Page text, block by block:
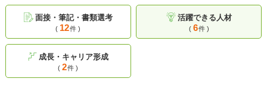
面接・筆記・書類選考
( 12件 )
活躍できる人材
( 6件 )
成長・キャリア形成
(2件 )